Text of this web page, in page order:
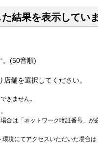
結果を表示してい
。(50音順)
舗を選択してください。
きません。
合は「ネットワーク暗証番号」
境にてアクセスいただいた場合